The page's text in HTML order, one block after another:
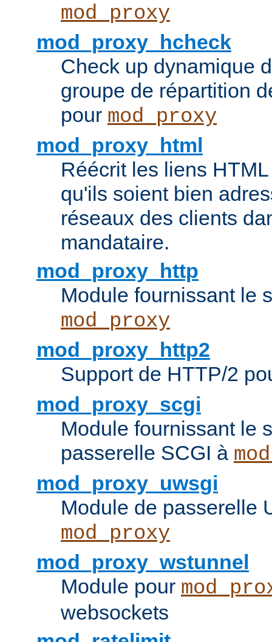
mod_proxy
mod_proxy_hcheck
Check up dynamique
groupe de répartition
pour mod_proxy
mod_proxy_html
Réécrit les liens
qu'ils soient bien
réseaux des clients
mandataire.
mod_proxy_http
Module fournissant le
mod_proxy
mod_proxy_http2
Support de HTTP/2
mod_proxy_scgi
Module fournissant le
passerelle SCGI à
mod_proxy_uwsgi
Module de passerelle
mod_proxy
mod_proxy_wstunnel
Module pour
websockets